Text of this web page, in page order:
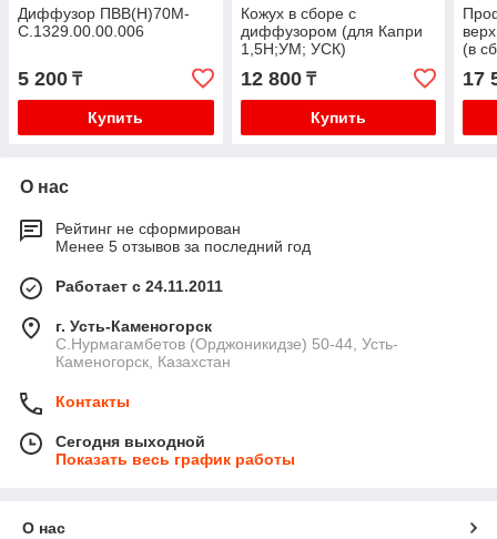
Диффузор ПВВ(Н)70М-
С.1329.00.00.006
5 200 ₸
Купить
Кожух в сборе с
диффузором (для Капри
1,5Н;УМ; УСК)
12 800₸
Купить
(в
17
О нас
Рейтинг не сформирован
Менее 5 отзывов за последний год
Работает с 24.11.2011
г. Усть-Каменогорск
С.Нурмагамбетов (Орджоникидзе) 50-44, Усть-
Каменогорск, Казахстан
Контакты
Сегодня выходной
Показать весь график работы
О нас